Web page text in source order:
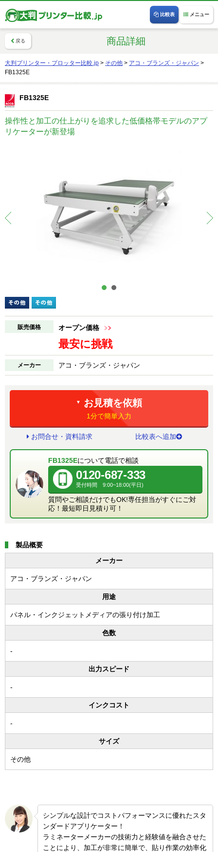
メニュー
比較表
戻る 商品詳細
大判プリンター・プロッター比較.jp > その他 > アコ・ブランズ・ジャパン >
FB1325E
FB1325E
操作性と加工の仕上がりを追求した低価格帯モデルのアプ
リケーターが新登場
販売価格 オープン価格
最安に挑戦
メーカー アコ・ブランズ・ジャパン
▼ お見積を依頼
1分で簡単入力
お問合せ・資料請求 比較表へ追加
FB1325Eについて電話で相談
0120-687-333
受付時間 9:00~18:00(平日)
質問やご相談だけでもOK!専任担当がすぐにご対
応！最短即日見積り可！
製品概要
メーカー
アコ・ブランズ・ジャパン
用途
パネル・インクジェットメディアの張り付け加工
色数
-
出力スピード
-
インクコスト
-
サイズ
その他
シンプルな設計でコストパフォーマンスに優れたスタ
ンダードアプリケーター！
ラミネーターメーカーの技術力と経験値を融合させた
ことにより、加工が非常に簡単で、貼り作業の効率化